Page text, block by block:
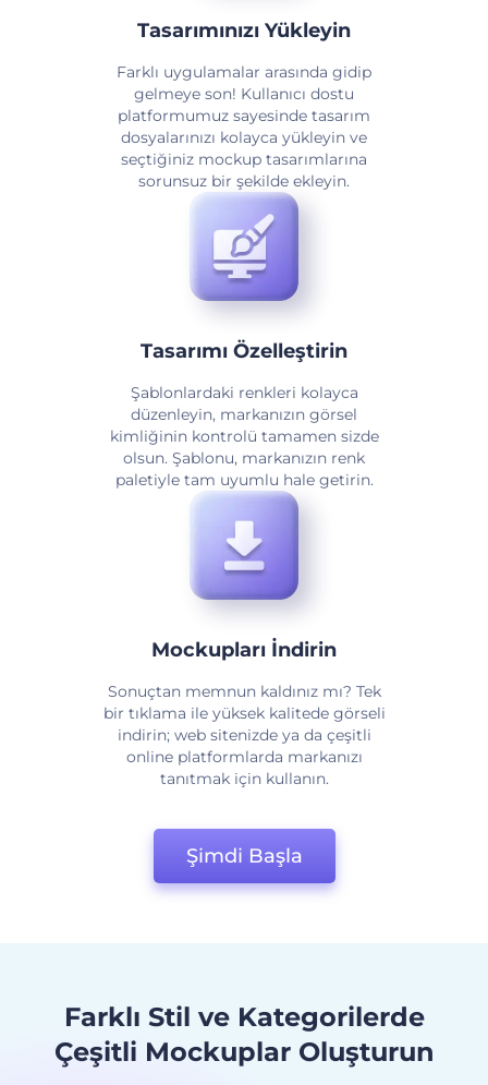
Tasarımınızı Yükleyin
Farklı uygulamalar arasında gidip
gelmeye son! Kullanıcı dostu
platformumuz sayesinde tasarım
dosyalarınızı kolayca yükleyin ve
seçtiğiniz mockup tasarımlarına
sorunsuz bir şekilde ekleyin.
Tasarımı Özelleştirin
Şablonlardaki renkleri kolayca
düzenleyin, markanızın görsel
kimliğinin kontrolü tamamen sizde
olsun. Şablonu, markanızın renk
paletiyle tam uyumlu hale getirin.
Mockupları İndirin
Sonuçtan memnun kaldınız mı? Tek
bir tıklama ile yüksek kalitede görseli
indirin; web sitenizde ya da çeşitli
online platformlarda markanızı
tanıtmak için kullanın.
Şimdi Başla
Farklı Stil ve Kategorilerde
Çeşitli Mockuplar Oluşturun